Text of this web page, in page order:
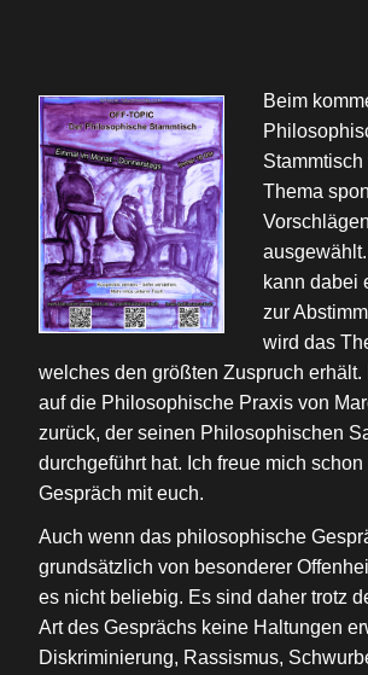
Beim
Thema
kann dabei
zur
wird das
welches den größten Zuspruch erhält.
auf die Philosophische Praxis von
zurück, der seinen Philosophischen
durchgeführt hat. Ich freue mich schon
Gespräch mit euch.
Auch wenn das philosophische
grundsätzlich von besonderer
es nicht beliebig. Es sind daher trotz
Art des Gesprächs keine Haltungen
Diskriminierung, Rassismus,